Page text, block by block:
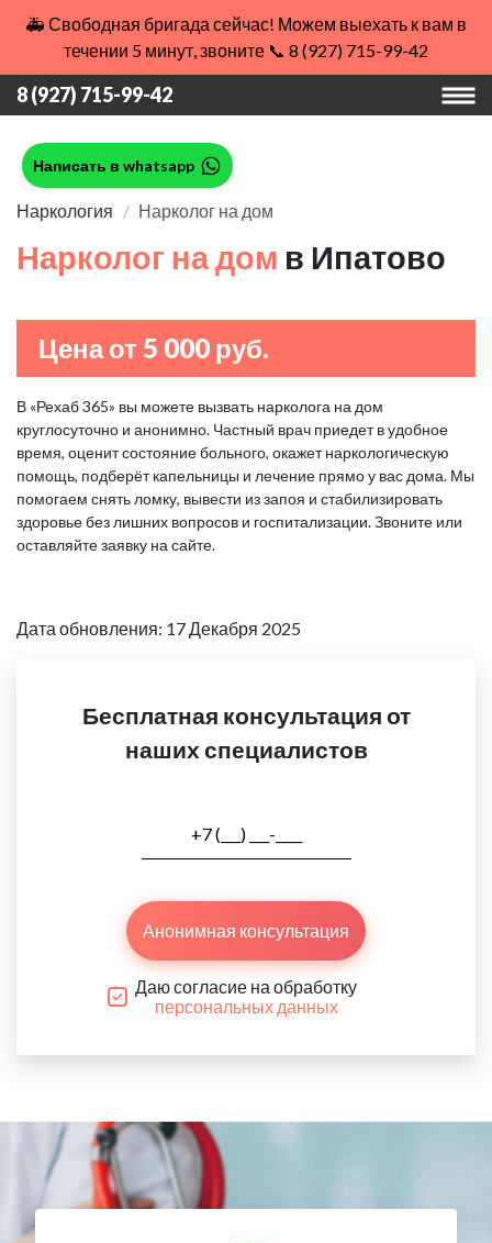
🚑 Свободная бригада сейчас! Можем выехать к вам в
течении 5 минут, звоните 📞 8 (927) 715-99-42
8 (927) 715-99-42
Написать в whatsapp
Наркология Нарколог на дом
Нарколог на дом в Ипатово
Цена от 5 000 руб.
В «Рехаб 365» вы можете вызвать нарколога на дом
круглосуточно и анонимно. Частный врач приедет в удобное
время, оценит состояние больного, окажет наркологическую
помощь, подберёт капельницы и лечение прямо у вас дома. Мы
помогаем снять ломку, вывести из запоя и стабилизировать
здоровье без лишних вопросов и госпитализации. Звоните или
оставляйте заявку на сайте.
Дата обновления: 17 Декабря 2025
Бесплатная консультация от
наших специалистов
Анонимная консультация
Даю согласие на обработку
персональных данных